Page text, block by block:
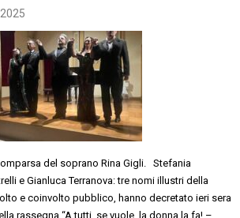
del soprano Rina Gigli. Stefania
e Gianluca Terranova: tre nomi illustri della
e coinvolto pubblico, hanno decretato ieri sera
rassegna “A tutti, se vuole, la donna la fa! –